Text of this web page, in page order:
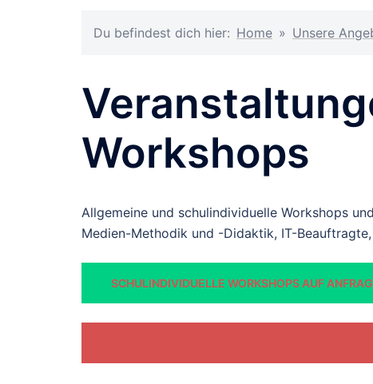
Du befindest dich hier: Home » Unsere
Workshops
Allgemeine und schulindividuelle Workshops
Medien-Methodik und -Didaktik, IT-
SCHULINDIVIDUELLE WORKSHOPS AUF